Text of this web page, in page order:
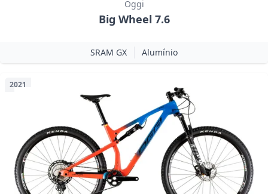
Oggi
Big Wheel 7.6
SRAM GX Alumínio
2021